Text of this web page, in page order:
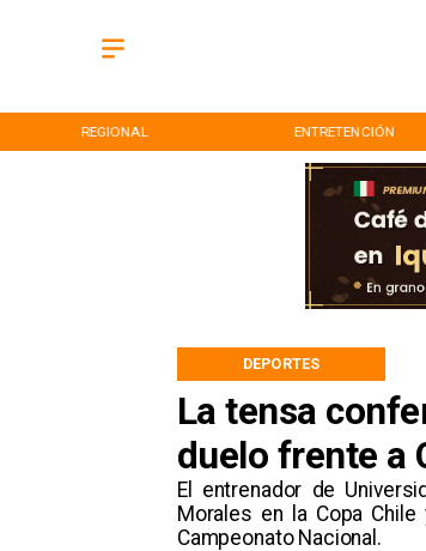
REGIONAL ENTRETENCIÓN
La tensa
duelo frente a
​El entrenador de
Morales en la Copa
Campeonato Nacional.
DEPORTES